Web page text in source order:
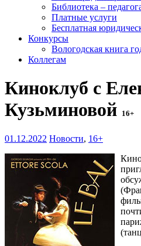
Библиотека –
Платные услуги
Бесплатная
Конкурсы
Вологодская книга
Коллегам
Киноклуб с
Кузьминовой 16+
01.12.2022 Новости, 16+